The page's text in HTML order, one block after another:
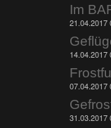
Im
21.04.2017
14.04.2017
07.04.2017
31.03.2017